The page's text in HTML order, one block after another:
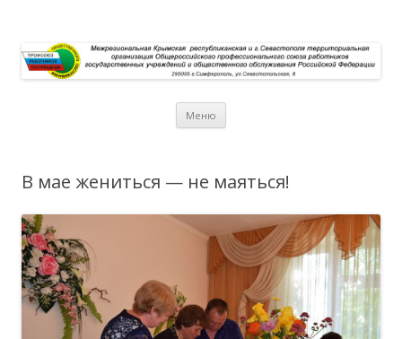
Меню
В мае жениться — не маяться!